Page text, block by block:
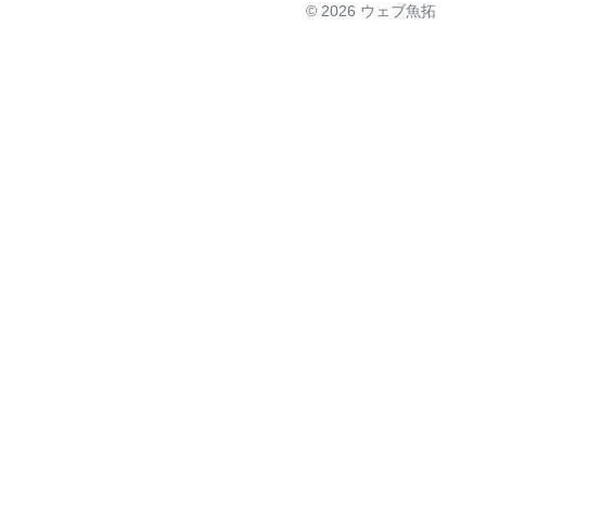
© 2026 ウェブ魚拓